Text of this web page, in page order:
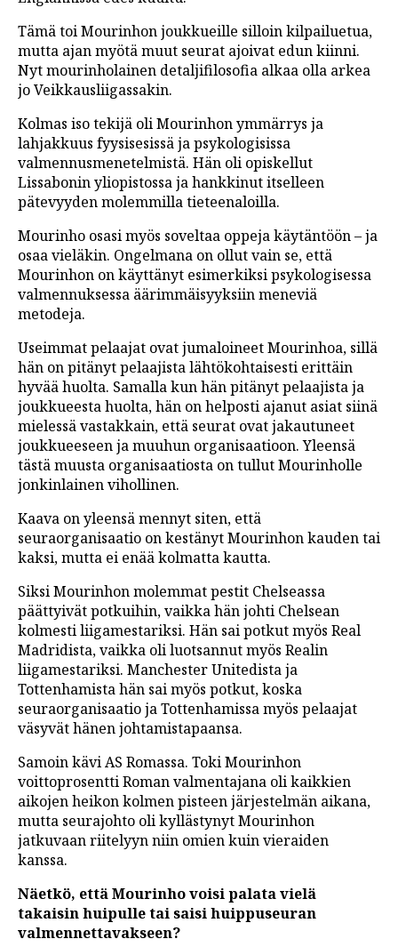
Tämä toi Mourinhon joukkueille silloin kilpailuetua,
mutta ajan myötä muut seurat ajoivat edun kiinni.
Nyt mourinholainen detaljifilosofia alkaa olla arkea
jo Veikkausliigassakin.
Kolmas iso tekijä oli Mourinhon ymmärrys ja
lahjakkuus fyysisesissä ja psykologisissa
valmennusmenetelmistä. Hän oli opiskellut
Lissabonin yliopistossa ja hankkinut itselleen
pätevyyden molemmilla tieteenaloilla.
Mourinho osasi myös soveltaa oppeja käytäntöön – ja
osaa vieläkin. Ongelmana on ollut vain se, että
Mourinhon on käyttänyt esimerkiksi psykologisessa
valmennuksessa äärimmäisyyksiin meneviä
metodeja.
Useimmat pelaajat ovat jumaloineet Mourinhoa, sillä
hän on pitänyt pelaajista lähtökohtaisesti erittäin
hyvää huolta. Samalla kun hän pitänyt pelaajista ja
joukkueesta huolta, hän on helposti ajanut asiat siinä
mielessä vastakkain, että seurat ovat jakautuneet
joukkueeseen ja muuhun organisaatioon. Yleensä
tästä muusta organisaatiosta on tullut Mourinholle
jonkinlainen vihollinen.
Kaava on yleensä mennyt siten, että
seuraorganisaatio on kestänyt Mourinhon kauden tai
kaksi, mutta ei enää kolmatta kautta.
Siksi Mourinhon molemmat pestit Chelseassa
päättyivät potkuihin, vaikka hän johti Chelsean
kolmesti liigamestariksi. Hän sai potkut myös Real
Madridista, vaikka oli luotsannut myös Realin
liigamestariksi. Manchester Unitedista ja
Tottenhamista hän sai myös potkut, koska
seuraorganisaatio ja Tottenhamissa myös pelaajat
väsyvät hänen johtamistapaansa.
Samoin kävi AS Romassa. Toki Mourinhon
voittoprosentti Roman valmentajana oli kaikkien
aikojen heikon kolmen pisteen järjestelmän aikana,
mutta seurajohto oli kyllästynyt Mourinhon
jatkuvaan riitelyyn niin omien kuin vieraiden
kanssa.
Näetkö, että Mourinho voisi palata vielä
takaisin huipulle tai saisi huippuseuran
valmennettavakseen?